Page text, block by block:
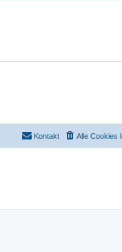
Alle Cookies
Kontakt